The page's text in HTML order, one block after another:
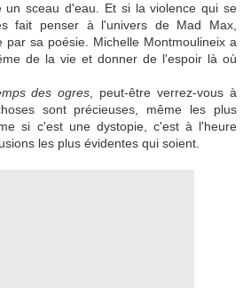
un sceau d'eau. Et si la violence qui se
fait penser à l'univers de Mad Max,
par sa poésie. Michelle Montmoulineix a
de la vie et donner de l'espoir là où
des ogres , peut-être verrez-vous à
sont précieuses, même les plus
si c'est une dystopie, c'est à l'heure
les plus évidentes qui soient.